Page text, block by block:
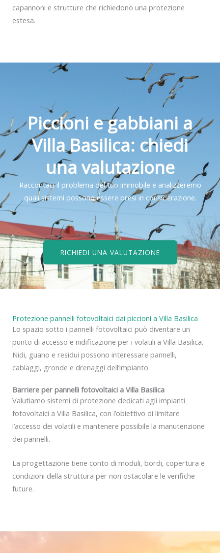
capannoni e strutture che richiedono una protezione
estesa.
Piccioni e gabbiani a
Villa Basilica: chiedi
una valutazione
Raccontaci il problema del tuo immobile e analizzeremo
quali sistemi possono essere presi in considerazione.
RICHIEDI UNA VALUTAZIONE
Protezione pannelli fotovoltaici dai piccioni a Villa Basilica
Lo spazio sotto i pannelli fotovoltaici può diventare un
punto di accesso e nidificazione per i volatili a Villa Basilica.
Nidi, guano e residui possono interessare pannelli,
cablaggi, gronde e drenaggi dell’impianto.
Barriere per pannelli fotovoltaici a Villa Basilica
Valutiamo sistemi di protezione dedicati agli impianti
fotovoltaici a Villa Basilica, con l’obiettivo di limitare
l’accesso dei volatili e mantenere possibile la manutenzione
dei pannelli.
La progettazione tiene conto di moduli, bordi, copertura e
condizioni della struttura per non ostacolare le verifiche
future.